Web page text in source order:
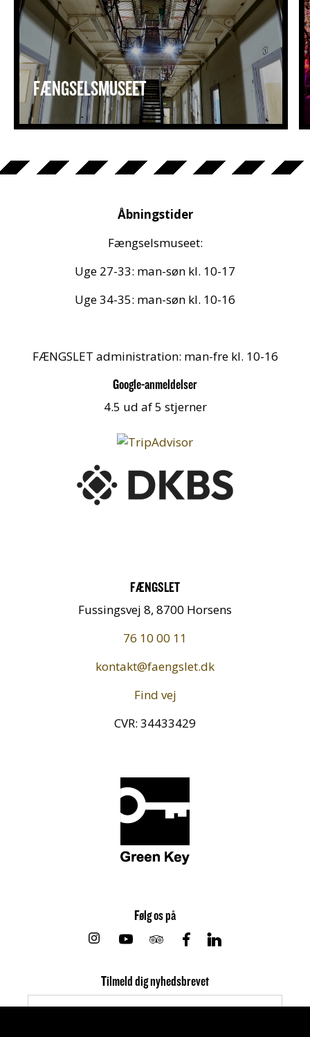
FÆNGSELSMUSEET
Åbningstider
Fængselsmuseet:
Uge 27-33: man-søn kl. 10-17
Uge 34-35: man-søn kl. 10-16
FÆNGSLET administration: man-fre kl. 10-16
Google-anmeldelser
4.5 ud af 5 stjerner
FÆNGSLET
Fussingsvej 8, 8700 Horsens
76 10 00 11
kontakt@faengslet.dk
Find vej
CVR: 34433429
Følg os på
Instagram
YoutubeTripadvisor
FacebookLinkedin
Tilmeld dig nyhedsbrevet